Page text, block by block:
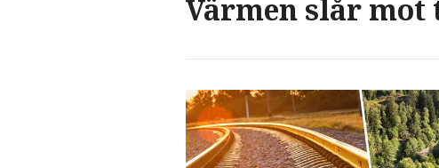
Värmen slår mot